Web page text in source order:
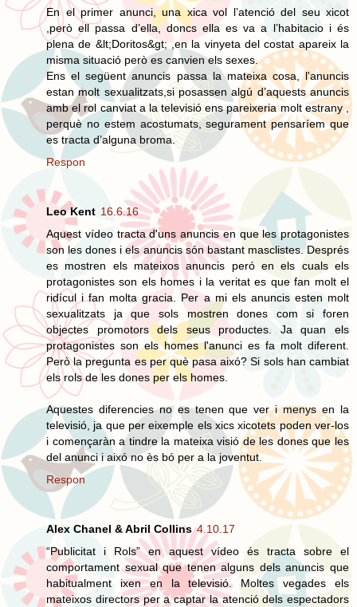
En el primer anunci, una xica vol l’atenció del seu xicot
,però ell passa d’ella, doncs ella es va a l’habitacio i és
plena de &lt;Doritos&gt; ,en la vinyeta del costat apareix la
misma situació però es canvien els sexes.
Ens el següent anuncis passa la mateixa cosa, l'anuncis
estan molt sexualitzats,si posassen algú d’aquests anuncis
amb el rol canviat a la televisió ens pareixeria molt estrany ,
perquè no estem acostumats, segurament pensaríem que
es tracta d’alguna broma.
Respon
Leo Kent 16.6.16
Aquest vídeo tracta d'uns anuncis en que les protagonistes
son les dones i els anuncis són bastant masclistes. Després
es mostren els mateixos anuncis peró en els cuals els
protagonistes son els homes i la veritat es que fan molt el
ridícul i fan molta gracia. Per a mi els anuncis esten molt
sexualitzats ja que sols mostren dones com si foren
objectes promotors dels seus productes. Ja quan els
protagonistes son els homes l'anunci es fa molt diferent.
Però la pregunta es per què pasa aixó? Si sols han cambiat
els rols de les dones per els homes.
Aquestes diferencies no es tenen que ver i menys en la
televisió, ja que per eixemple els xics xicotets poden ver-los
i començaràn a tindre la mateixa visió de les dones que les
del anunci i aixó no ès bó per a la joventut.
Respon
Alex Chanel & Abril Collins 4.10.17
“Publicitat i Rols” en aquest vídeo és tracta sobre el
comportament sexual que tenen alguns dels anuncis que
habitualment ixen en la televisió. Moltes vegades els
mateixos directors per a captar la atenció dels espectadors